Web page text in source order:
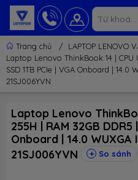
Trang chủ / LAPTOP LENOVO
Laptop Lenovo ThinkBook 14 | CPU
SSD 1TB PCIe | VGA Onboard | 14.0
21SJ006YVN
Laptop Lenovo
255H | RAM 32GB DDR5
Onboard | 14.0 WUXGA
21SJ006YVN
So sánh